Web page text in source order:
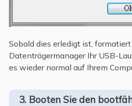
Sobald dies erledigt ist,
Datenträgermanager Ihr USB-
es wieder normal auf Ihrem
3. Booten Sie den